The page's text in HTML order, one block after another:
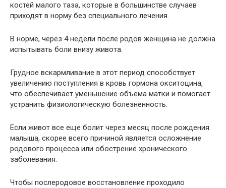
костей малого таза, которые в большинстве случаев
приходят в норму без специального лечения.
В норме, через 4 недели после родов женщина не должна
испытывать боли внизу живота.
Грудное вскармливание в этот период способствует
увеличению поступления в кровь гормона окситоцина,
что обеспечивает уменьшение объема матки и помогает
устранить физиологическую болезненность.
Если живот все еще болит через месяц после рождения
малыша, скорее всего причиной является осложнение
родового процесса или обострение хронического
заболевания.
Чтобы послеродовое восстановление проходило